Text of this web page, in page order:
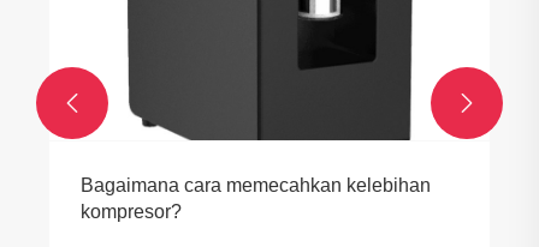
Apakah Bak Mandi Es Tiup adalah Solusi
Utama untuk Pemulihan Mandi Air Dingin
 